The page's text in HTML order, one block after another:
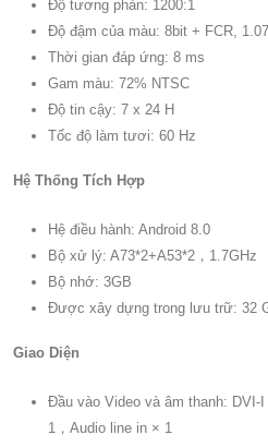
Độ tương phản: 1200:1
Độ đậm của màu: 8bit + FCR,
Thời gian đáp ứng: 8 ms
Gam màu: 72% NTSC
Độ tin cậy: 7 x 24 H
Tốc độ làm tươi: 60 Hz
Hệ Thống Tích Hợp
Hệ điều hành: Android 8.0
Bộ xử lý: A73*2+A53*2，1.7GHz
Bộ nhớ: 3GB
Được xây dựng trong lưu trữ: 32
Giao Diện
Đầu vào Video và âm thanh: DVI-
1，Audio line in × 1